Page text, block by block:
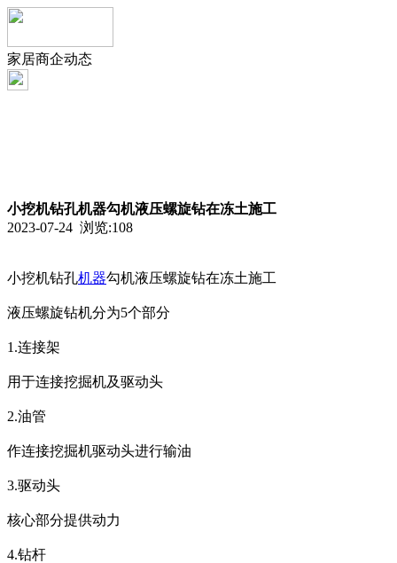
家居商企动态
小挖机钻孔机器勾机液压螺旋钻在冻土施工
2023-07-24 浏览:108
小挖机钻孔机器勾机液压螺旋钻在冻土施工
液压螺旋钻机分为5个部分
1.连接架
用于连接挖掘机及驱动头
2.油管
作连接挖掘机驱动头进行输油
3.驱动头
核心部分提供动力
4.钻杆